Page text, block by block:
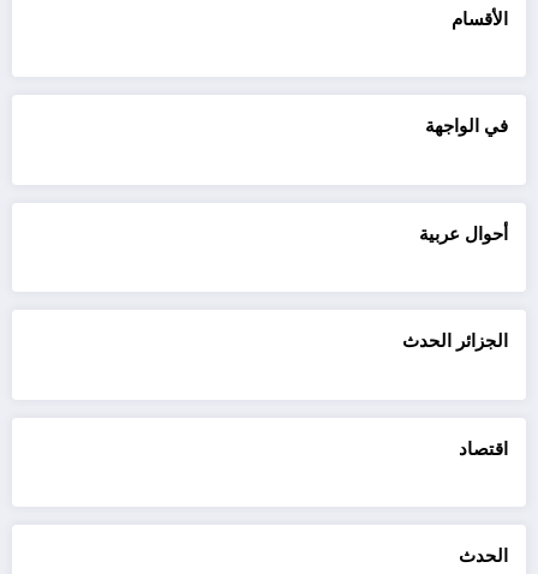
الأقسام
في الواجهة
أحوال عربية
الجزائر الحدث
اقتصاد
الحدث